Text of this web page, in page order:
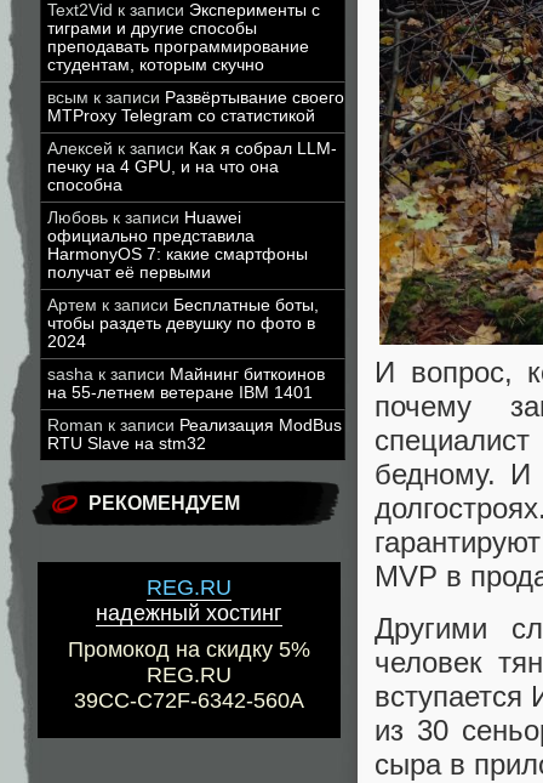
Text2Vid к записи Эксперименты с
тиграми и другие способы
преподавать программирование
студентам, которым скучно
всым к записи Развёртывание своего
MTProxy Telegram со статистикой
Алексей к записи Как я собрал LLM-
печку на 4 GPU, и на что она
способна
Любовь к записи Huawei
официально представила
HarmonyOS 7: какие смартфоны
получат её первыми
Артем к записи Бесплатные боты,
чтобы раздеть девушку по фото в
2024
sasha к записи Майнинг биткоинов
на 55-летнем ветеране IBM 1401
Roman к записи Реализация ModBus
RTU Slave на stm32
РЕКОМЕНДУЕМ
REG.RU
надежный хостинг
Промокод на скидку 5%
REG.RU
39CC-C72F-6342-560A
И вопрос,
почему
бедному. И
MVP в
Другими
человек
из 30
сыра в